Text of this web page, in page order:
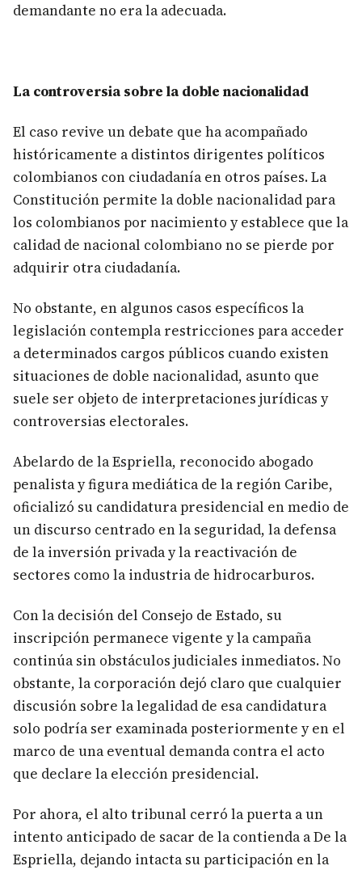
demandante no era la adecuada.
La controversia sobre la doble nacionalidad
El caso revive un debate que ha acompañado
históricamente a distintos dirigentes políticos
colombianos con ciudadanía en otros países. La
Constitución permite la doble nacionalidad para
los colombianos por nacimiento y establece que la
calidad de nacional colombiano no se pierde por
adquirir otra ciudadanía.
No obstante, en algunos casos específicos la
legislación contempla restricciones para acceder
a determinados cargos públicos cuando existen
situaciones de doble nacionalidad, asunto que
suele ser objeto de interpretaciones jurídicas y
controversias electorales.
Abelardo de la Espriella, reconocido abogado
penalista y figura mediática de la región Caribe,
oficializó su candidatura presidencial en medio de
un discurso centrado en la seguridad, la defensa
de la inversión privada y la reactivación de
sectores como la industria de hidrocarburos.
Con la decisión del Consejo de Estado, su
inscripción permanece vigente y la campaña
continúa sin obstáculos judiciales inmediatos. No
obstante, la corporación dejó claro que cualquier
discusión sobre la legalidad de esa candidatura
solo podría ser examinada posteriormente y en el
marco de una eventual demanda contra el acto
que declare la elección presidencial.
Por ahora, el alto tribunal cerró la puerta a un
intento anticipado de sacar de la contienda a De la
Espriella, dejando intacta su participación en la